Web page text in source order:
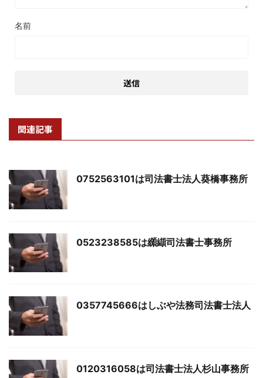
名前
関連記事
0752563101は司法書士法人葵橋事務所
0523238585は纐纈司法書士事務所
0357745666はしぶや法務司法書士法人
0120316058は司法書士法人杉山事務所